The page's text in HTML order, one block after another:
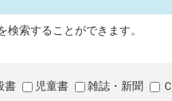
検索することができます。
書 児童書 雑誌・新聞